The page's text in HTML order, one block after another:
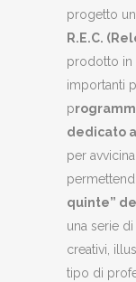
progetto
R.E.C.
prodotto in
importanti
p
dedicato
per
quinte”
una serie
creativi,
tipo di